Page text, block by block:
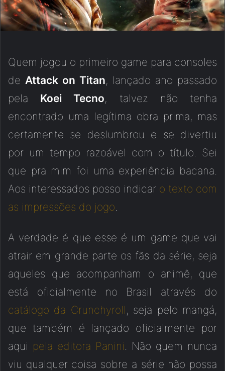
Quem jogou o primeiro game para consoles
de Attack on Titan, lançado ano passado
pela Koei Tecno, talvez não tenha
encontrado uma legítima obra prima, mas
certamente se deslumbrou e se divertiu
por um tempo razoável com o título. Sei
que pra mim foi uma experiência bacana.
Aos interessados posso indicar o texto com
as impressões do jogo
A verdade é que esse é um game que vai
atrair em grande parte os fãs da série, seja
aqueles que acompanham o animê, que
está oficialmente no Brasil através do
catálogo da Crunchyroll, seja pelo mangá,
que também é lançado oficialmente por
aqui pela editora Panini . Não quem nunca
viu qualquer coisa sobre a série não possa